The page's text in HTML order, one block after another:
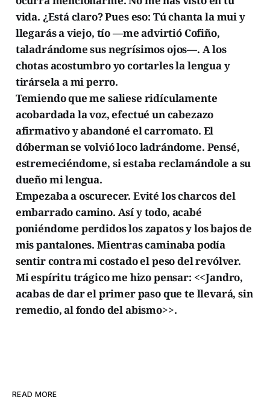
vida. ¿Está claro? Pues eso: Tú chanta la mui y
llegarás a viejo, tío —me advirtió Cofiño,
taladrándome sus negrísimos ojos—. A los
chotas acostumbro yo cortarles la lengua y
tirársela a mi perro.
Temiendo que me saliese ridículamente
acobardada la voz, efectué un cabezazo
afirmativo y abandoné el carromato. El
dóberman se volvió loco ladrándome. Pensé,
estremeciéndome, si estaba reclamándole a su
dueño mi lengua.
Empezaba a oscurecer. Evité los charcos del
embarrado camino. Así y todo, acabé
poniéndome perdidos los zapatos y los bajos de
mis pantalones. Mientras caminaba podía
sentir contra mi costado el peso del revólver.
Mi espíritu trágico me hizo pensar: <<Jandro,
acabas de dar el primer paso que te llevará, sin
remedio, al fondo del abismo>>.
READ MORE